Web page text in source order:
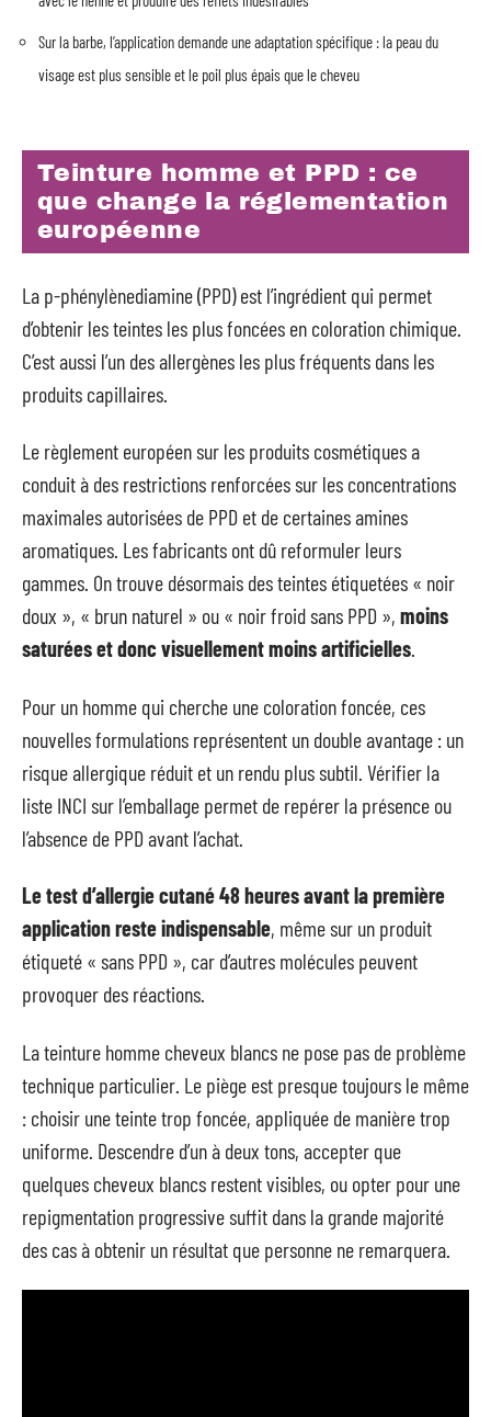
Sur la barbe, l’application demande une adaptation spécifique : la peau du
visage est plus sensible et le poil plus épais que le cheveu
Teinture homme et PPD : ce
que change la réglementation
européenne
La p-phénylènediamine (PPD) est l’ingrédient qui permet
d’obtenir les teintes les plus foncées en coloration chimique.
C’est aussi l’un des allergènes les plus fréquents dans les
produits capillaires.
Le règlement européen sur les produits cosmétiques a
conduit à des restrictions renforcées sur les concentrations
maximales autorisées de PPD et de certaines amines
aromatiques. Les fabricants ont dû reformuler leurs
gammes. On trouve désormais des teintes étiquetées « noir
doux », « brun naturel » ou « noir froid sans PPD », moins
saturées et donc visuellement moins artificielles.
Pour un homme qui cherche une coloration foncée, ces
nouvelles formulations représentent un double avantage : un
risque allergique réduit et un rendu plus subtil. Vérifier la
liste INCI sur l’emballage permet de repérer la présence ou
l’absence de PPD avant l’achat.
Le test d’allergie cutané 48 heures avant la première
application reste indispensable, même sur un produit
étiqueté « sans PPD », car d’autres molécules peuvent
provoquer des réactions.
La teinture homme cheveux blancs ne pose pas de problème
technique particulier. Le piège est presque toujours le même
: choisir une teinte trop foncée, appliquée de manière trop
uniforme. Descendre d’un à deux tons, accepter que
quelques cheveux blancs restent visibles, ou opter pour une
repigmentation progressive suffit dans la grande majorité
des cas à obtenir un résultat que personne ne remarquera.